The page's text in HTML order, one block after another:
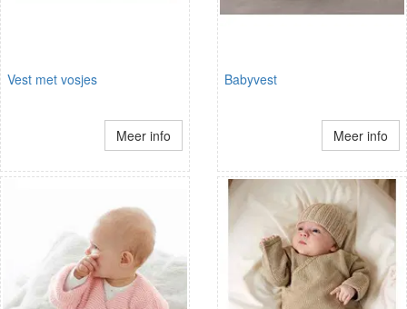
Vest met vosjes
Meer info
Babyvest
Meer info